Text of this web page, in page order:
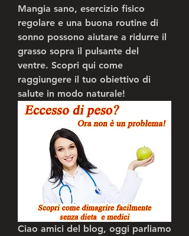
Mangia sano, esercizio fisico
regolare e una buona routine di
sonno possono aiutare a ridurre il
grasso sopra il pulsante del
ventre. Scopri qui come
raggiungere il tuo obiettivo di
salute in modo naturale!
Ciao amici del blog, oggi parliamo